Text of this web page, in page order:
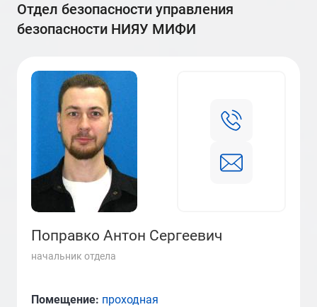
отдел безопасности управления
безопасности НИЯУ МИФИ
Поправко Антон Сергеевич
начальник отдела
Помещение: проходная